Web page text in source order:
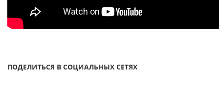
ПОДЕЛИТЬСЯ В СОЦИАЛЬНЫХ СЕТЯХ